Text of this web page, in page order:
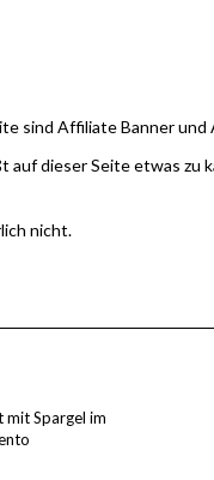
sind Affiliate Banner und
dieser Seite etwas zu
nicht.